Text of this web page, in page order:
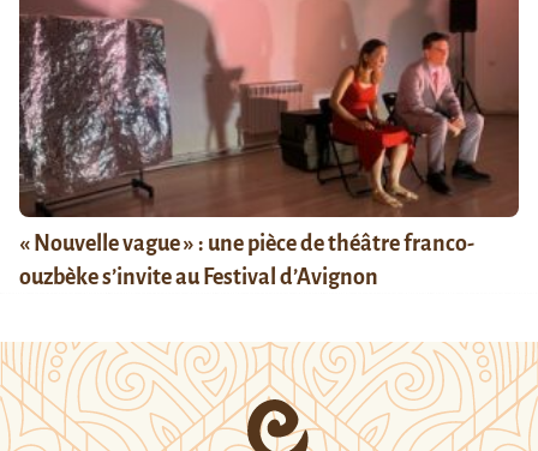
« Nouvelle vague » : une pièce de théâtre franco-
ouzbèke s’invite au Festival d’Avignon